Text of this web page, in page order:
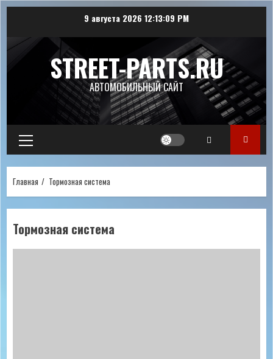
содержимому
9 августа 2026 12:13:09 PM
STREET-PARTS.RU
АВТОМОБИЛЬНЫЙ САЙТ
Основное
меню
Главная Тормозная система
Тормозная система